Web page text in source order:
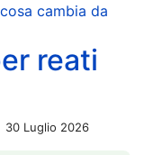
cambia da
reati
30 Luglio 2026